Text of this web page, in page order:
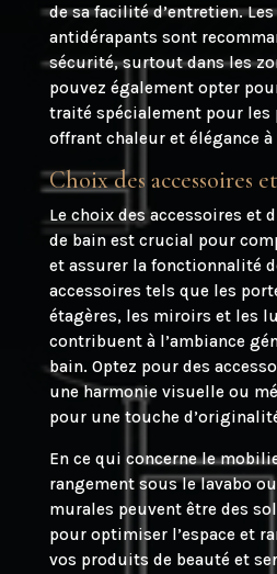
de sa facilité d’entretien.
antidérapants sont
sécurité, surtout dans les
pouvez également opter
traité spécialement pour les
offrant chaleur et élégance à
Choix des accessoires
Le choix des accessoires et
de bain est crucial pour
et assurer la fonctionnalité
accessoires tels que les
étagères, les miroirs et les
contribuent à l’ambiance
bain. Optez pour des
une harmonie visuelle ou
pour une touche
En ce qui concerne le
rangement sous le lavabo
murales peuvent être des
pour optimiser l’espace et
vos produits de beauté et